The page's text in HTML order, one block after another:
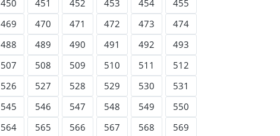
450 451 452 453 454
455
469 470 471 472 473
474
488 489 490 491 492
493
507 508 509 510 511
512
526 527 528 529 530
531
545 546 547 548 549
550
564 565 566 567 568
569